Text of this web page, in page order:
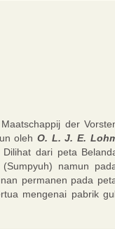
der
oleh O. L. J. E.
dari peta
namun
permanen pada
mengenai pabrik